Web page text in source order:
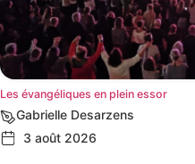
Les évangéliques en plein essor
Gabrielle Desarzens
3 août 2026